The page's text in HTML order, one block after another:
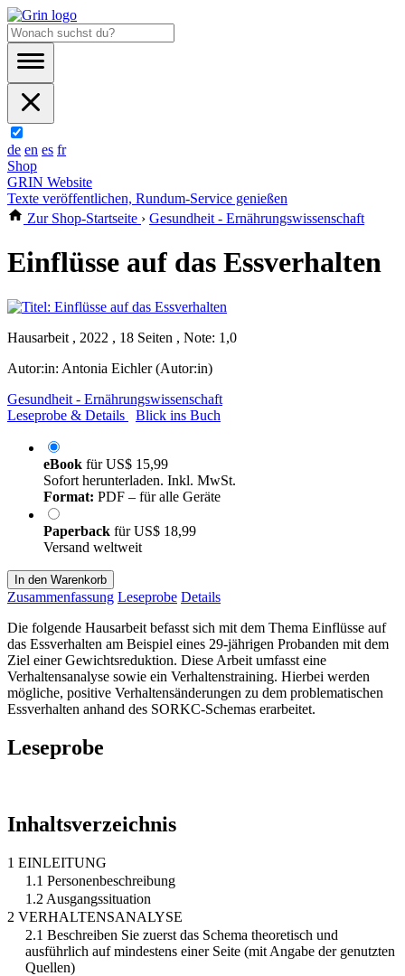
de en es fr
Shop
GRIN Website
Texte veröffentlichen, Rundum-Service genießen
Zur Shop-Startseite › Gesundheit - Ernährungswissenschaft
Einflüsse auf das Essverhalten
Hausarbeit , 2022 , 18 Seiten , Note: 1,0
Autor:in: Antonia Eichler (Autor:in)
Gesundheit - Ernährungswissenschaft
Leseprobe & Details
Blick ins Buch
eBook fürUS$ 15,99
Sofort herunterladen. Inkl. MwSt.
Format: PDF – für alle Geräte
Paperback fürUS$ 18,99
Versand weltweit
In den Warenkorb
Zusammenfassung Leseprobe Details
Die folgende Hausarbeit befasst sich mit dem Thema Einflüsse auf
das Essverhalten am Beispiel eines 29-jährigen Probanden mit dem
Ziel einer Gewichtsreduktion. Diese Arbeit umfasst eine
Verhaltensanalyse sowie ein Verhaltenstraining. Hierbei werden
mögliche, positive Verhaltensänderungen zu dem problematischen
Essverhalten anhand des SORKC-Schemas erarbeitet.
Leseprobe
Inhaltsverzeichnis
1 EINLEITUNG
1.1 Personenbeschreibung
1.2 Ausgangssituation
2 VERHALTENSANALYSE
2.1 Beschreiben Sie zuerst das Schema theoretisch und
ausführlich auf mindestens einer Seite (mit Angabe der genutzten
Quellen)